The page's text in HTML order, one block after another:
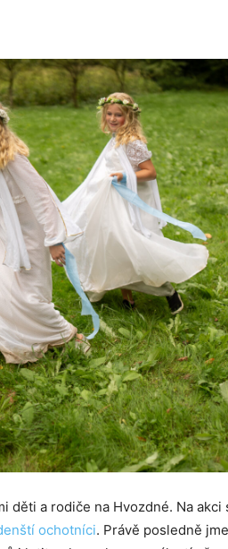
děti a rodiče na Hvozdné. Na akci
ochotníci. Právě posledně